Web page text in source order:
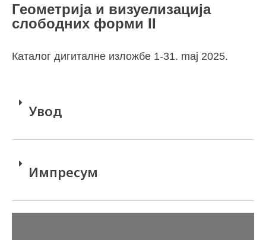
Геометрија и визуелизација
слободних форми II
Каталог дигиталне изложбе 1-31. maj 2025.
Увод
Импресум